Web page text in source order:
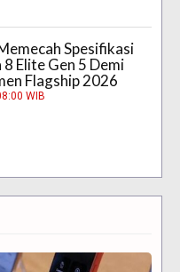
Spesifikasi
Elite Gen 5 Demi
Flagship 2026
WIB